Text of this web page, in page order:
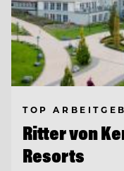
TOP
Ritter von
Resorts